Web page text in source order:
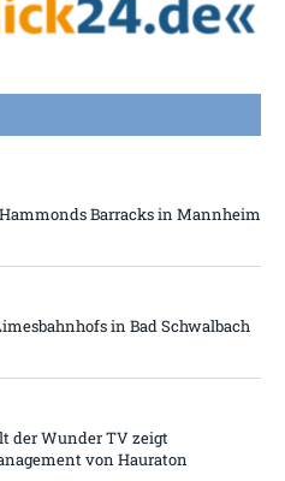
Barracks in Mannheim
in Bad Schwalbach
der Wunder TV zeigt
von Hauraton